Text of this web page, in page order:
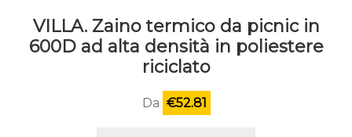
VILLA. Zaino termico da picnic in
600D ad alta densità in poliestere
riciclato
Da €52.81